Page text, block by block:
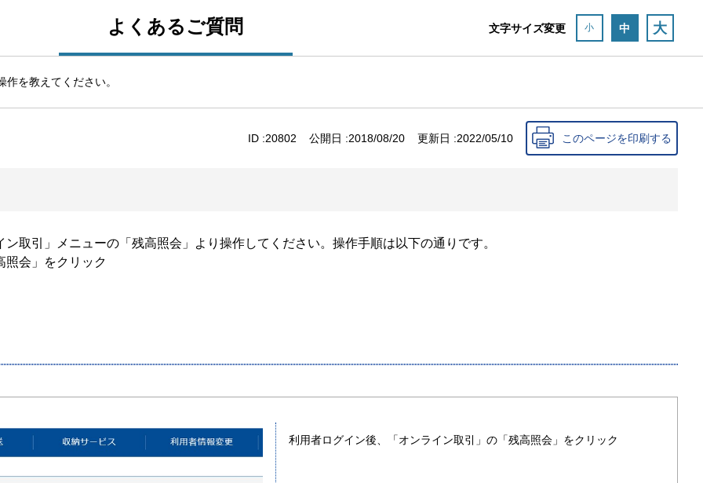
よくあるご質問 文字サイズ変更 小 中 大
作を教えてください。
ID :20802 公開日 :2018/08/20 更新日 :2022/05/10 このページを印刷する
取引」メニューの「残高照会」より操作してください。操作手順は以下の通りです。
会」をクリック
利用者ログイン後、「オンライン取引」の「残高照会」をクリック